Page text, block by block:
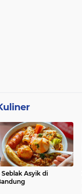
Seblak Asyik di